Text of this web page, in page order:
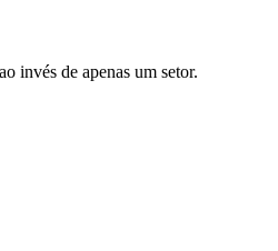
ao invés de apenas um setor.